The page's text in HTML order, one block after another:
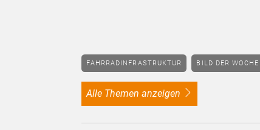
FAHRRADINFRASTRUKTUR BILD DER WOCHE
alle Themen anzeigen